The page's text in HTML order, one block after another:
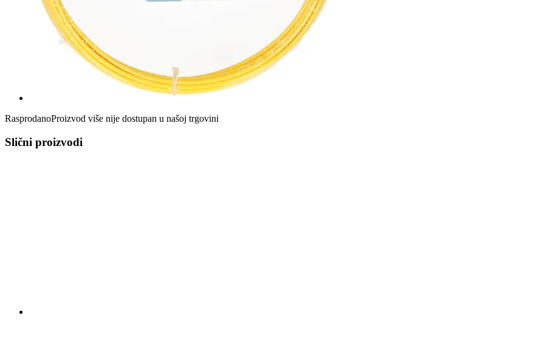
RasprodanoProizvod više nije dostupan u našoj trgovini
Slični proizvodi